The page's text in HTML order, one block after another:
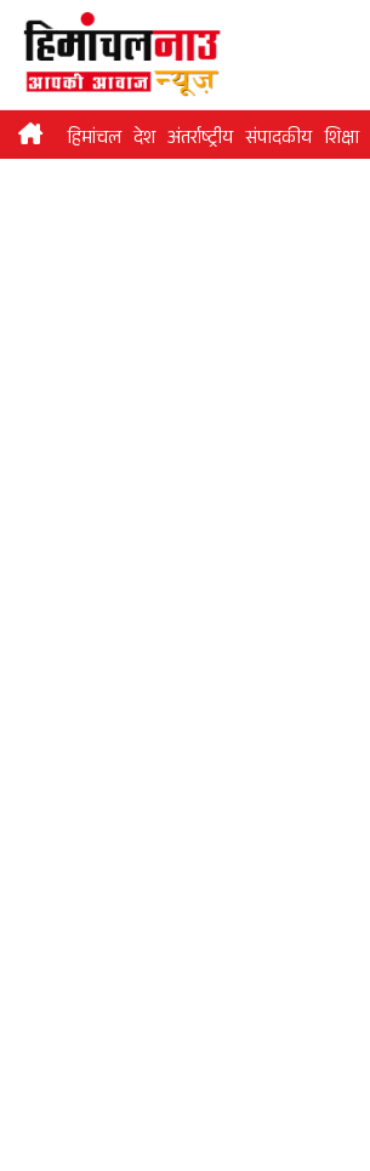
Skip
content
हिमांचल देश अंतर्राष्ट्रीय संपादकीय शिक्षा